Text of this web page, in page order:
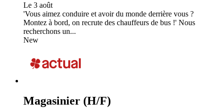
Le 3 août
'Vous aimez conduire et avoir du monde derrière vous ?
Montez à bord, on recrute des chauffeurs de bus !' Nous
recherchons un...
New
Magasinier (H/F)